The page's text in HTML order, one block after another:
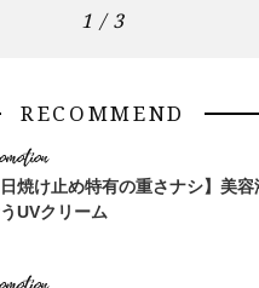
1 / 3
RECOMMEND
日焼け止め特有の重さナシ】美
UVクリーム